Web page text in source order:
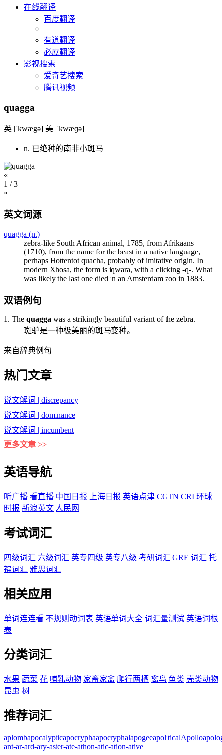
在线翻译
百度翻译
有道翻译
必应翻译
影视搜索
爱奇艺搜索
腾讯视频
quagga
英 ['kwægə] 美 ['kwæɡə]
n. 已绝种的南非小斑马
«
1 / 3
»
英文词源
quagga (n.)
zebra-like South African animal, 1785, from Afrikaans
(1710), from the name for the beast in a native language,
perhaps Hottentot quacha, probably of imitative origin. In
modern Xhosa, the form is iqwara, with a clicking -q-. What
was likely the last one died in an Amsterdam zoo in 1883.
双语例句
1. The quagga was a strikingly beautiful variant of the zebra.
斑驴是一种极美丽的斑马变种。
来自辞典例句
热门文章
说文解词 | discrepancy
说文解词 | dominance
说文解词 | incumbent
更多文章 >>
英语导航
听广播 看直播 中国日报 上海日报 英语点津 CGTN CRI 环球
时报 新浪英文 人民网
考试词汇
四级词汇 六级词汇 英专四级 英专八级 考研词汇 GRE 词汇 托
福词汇 雅思词汇
相关应用
单词连连看 不规则动词表 英语单词大全 词汇量测试 英语词根
表
分类词汇
水果 蔬菜 花 哺乳动物 家畜家禽 爬行两栖 禽鸟 鱼类 壳类动物
昆虫 树
推荐词汇
aplombapocalypticapocryphaapocryphalapogeeapoliticalApollo
ant-ar-ard-ary-aster-ate-athon-atic-ation-ative